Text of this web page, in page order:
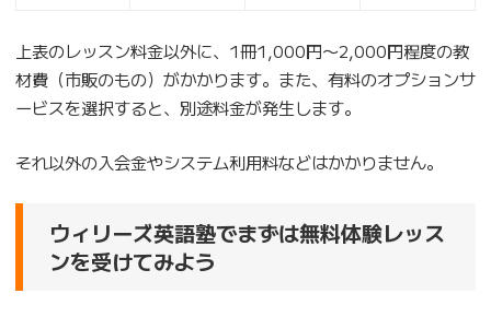
上表のレッスン料金以外に、1冊1,000円〜2,000円程度の教
材費（市販のもの）がかかります。また、有料のオプションサ
ービスを選択すると、別途料金が発生します。
それ以外の入会金やシステム利用料などはかかりません。
ウィリーズ英語塾でまずは無料体験レッス
ンを受けてみよう